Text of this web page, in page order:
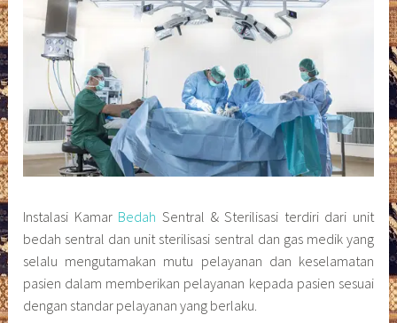
Instalasi Kamar Bedah Sentral & Sterilisasi terdiri dari unit
bedah sentral dan unit sterilisasi sentral dan gas medik yang
selalu mengutamakan mutu pelayanan dan keselamatan
pasien dalam memberikan pelayanan kepada pasien sesuai
dengan standar pelayanan yang berlaku.